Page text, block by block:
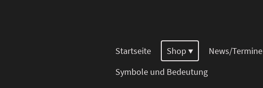
Startseite Shop News/Termine
Symbole und Bedeutung